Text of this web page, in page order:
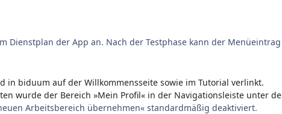
der App an. Nach der Testphase kann der Menüeintrag
biduum auf der Willkommensseite sowie im Tutorial verlinkt.
wurde der Bereich »Mein Profil« in der Navigationsleiste unter
Arbeitsbereich übernehmen« standardmäßig deaktiviert.